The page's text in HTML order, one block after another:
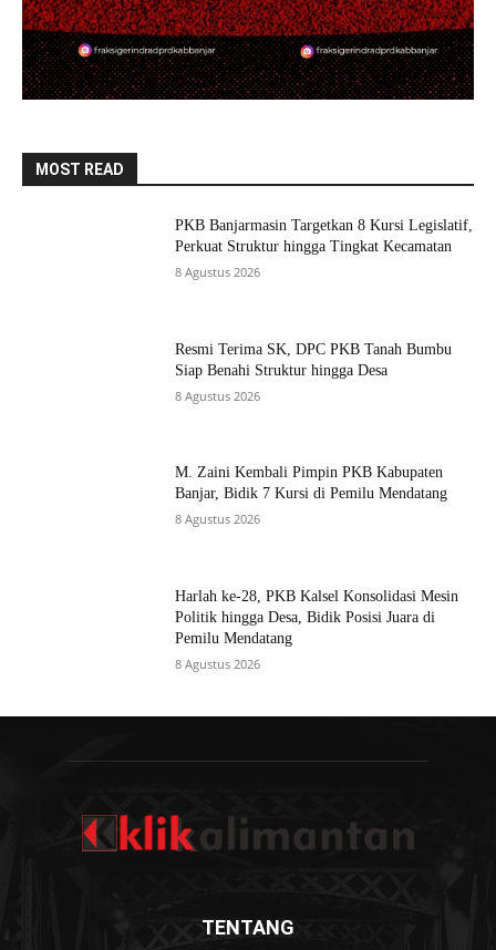
MOST READ
PKB Banjarmasin Targetkan 8 Kursi Legislatif,
Perkuat Struktur hingga Tingkat Kecamatan
8 Agustus 2026
Resmi Terima SK, DPC PKB Tanah Bumbu
Siap Benahi Struktur hingga Desa
8 Agustus 2026
M. Zaini Kembali Pimpin PKB Kabupaten
Banjar, Bidik 7 Kursi di Pemilu Mendatang
8 Agustus 2026
Harlah ke-28, PKB Kalsel Konsolidasi Mesin
Politik hingga Desa, Bidik Posisi Juara di
Pemilu Mendatang
8 Agustus 2026
TENTANG